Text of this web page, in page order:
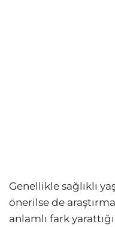
Genellikle sağlıklı
önerilse de
anlamlı fark